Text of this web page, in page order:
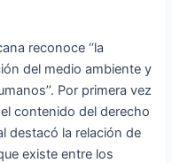
reconoce ‘‘la
del medio ambiente y
Por primera vez
contenido del derecho
destacó la relación de
existe entre los